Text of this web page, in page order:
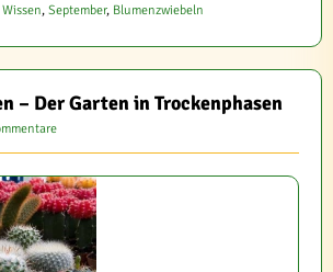
Wissen, September, Blumenzwiebeln
– Der Garten in Trockenphasen